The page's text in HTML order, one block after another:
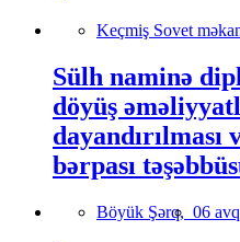
Keçmiş Sovet
Sülh naminə
döyüş
dayandırılması
bərpası
Böyük Şərq, 06